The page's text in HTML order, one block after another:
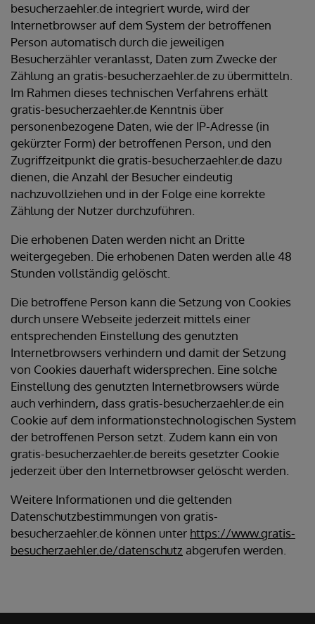
besucherzaehler.de integriert wurde, wird der
Internetbrowser auf dem System der betroffenen
Person automatisch durch die jeweiligen
Besucherzähler veranlasst, Daten zum Zwecke der
Zählung an gratis-besucherzaehler.de zu übermitteln.
Im Rahmen dieses technischen Verfahrens erhält
gratis-besucherzaehler.de Kenntnis über
personenbezogene Daten, wie der IP-Adresse (in
gekürzter Form) der betroffenen Person, und den
Zugriffzeitpunkt die gratis-besucherzaehler.de dazu
dienen, die Anzahl der Besucher eindeutig
nachzuvollziehen und in der Folge eine korrekte
Zählung der Nutzer durchzuführen.
Die erhobenen Daten werden nicht an Dritte
weitergegeben. Die erhobenen Daten werden alle 48
Stunden vollständig gelöscht.
Die betroffene Person kann die Setzung von Cookies
durch unsere Webseite jederzeit mittels einer
entsprechenden Einstellung des genutzten
Internetbrowsers verhindern und damit der Setzung
von Cookies dauerhaft widersprechen. Eine solche
Einstellung des genutzten Internetbrowsers würde
auch verhindern, dass gratis-besucherzaehler.de ein
Cookie auf dem informationstechnologischen System
der betroffenen Person setzt. Zudem kann ein von
gratis-besucherzaehler.de bereits gesetzter Cookie
jederzeit über den Internetbrowser gelöscht werden.
Weitere Informationen und die geltenden
Datenschutzbestimmungen von gratis-
besucherzaehler.de können unter https://www.gratis-
besucherzaehler.de/datenschutz abgerufen werden.